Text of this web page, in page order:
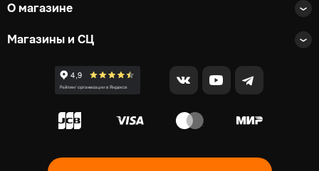
О магазине
Магазины и СЦ